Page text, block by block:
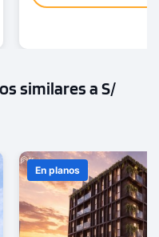
similares a S/
En planos